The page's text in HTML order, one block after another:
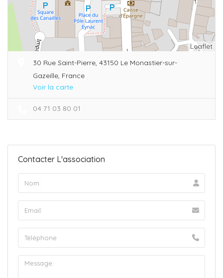
Leaflet
30 Rue Saint-Pierre, 43150 Le Monastier-sur-
Gazeille, France
Voir la carte
04 71 03 80 01
Contacter L'association